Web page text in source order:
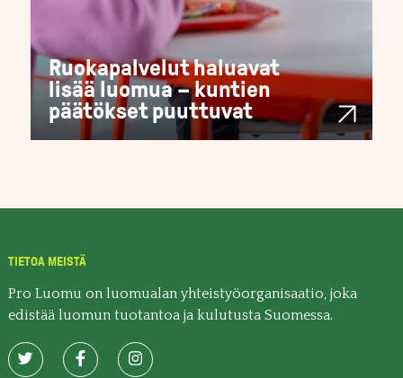
Ruokapalvelut haluavat
lisää luomua – kuntien
päätökset puuttuvat
TIETOA MEISTÄ
Pro Luomu on luomualan yhteistyöorganisaatio, joka
edistää luomun tuotantoa ja kulutusta Suomessa.